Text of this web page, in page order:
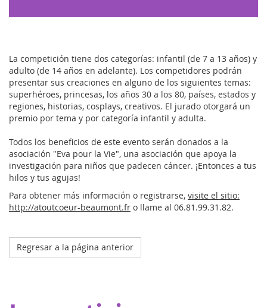
La competición tiene dos categorías: infantil (de 7 a 13 años) y
adulto (de 14 años en adelante). Los competidores podrán
presentar sus creaciones en alguno de los siguientes temas:
superhéroes, princesas, los años 30 a los 80, países, estados y
regiones, historias, cosplays, creativos. El jurado otorgará un
premio por tema y por categoría infantil y adulta.
Todos los beneficios de este evento serán donados a la
asociación "Eva pour la Vie", una asociación que apoya la
investigación para niños que padecen cáncer. ¡Entonces a tus
hilos y tus agujas!
Para obtener más información o registrarse, visite el sitio:
http://atoutcoeur-beaumont.fr o llame al 06.81.99.31.82.
Regresar a la página anterior